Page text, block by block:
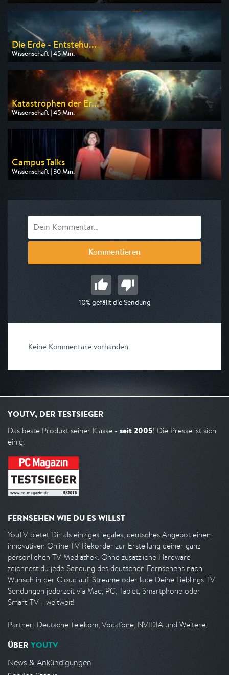
Ausgestrahlt von ZDF info
am 09.08.2026, 07:00
Die Erde - Entstehu...
Wissenschaft | 45 Min.
Ausgestrahlt von ZDF info
am 10.08.2026, 15:00
Katastrophen der Er...
Wissenschaft | 45 Min.
Ausgestrahlt von ZDF info
am 09.08.2026, 14:15
Campus Talks
Wissenschaft | 30 Min.
Ausgestrahlt von ARD alpha
Kommentieren
10% gefällt die Sendung
Keine Kommentare vorhanden
YOUTV, DER TESTSIEGER
Das beste Produkt seiner Klasse - seit 2005! Die Presse ist sich
einig.
FERNSEHEN WIE DU ES WILLST
YouTV bietet Dir als einziges legales, deutsches Angebot einen
innovativen Online TV Rekorder zur Erstellung deiner ganz
persönlichen TV Mediathek. Ohne zusätzliche Hardware
zeichnest du jede Sendung des deutschen Fernsehens nach
Wunsch in der Cloud auf. Streame oder lade Deine Lieblings TV
Sendungen jederzeit via Mac, PC, Tablet, Smartphone oder
Smart-TV - weltweit!
Partner: Deutsche Telekom, Vodafone, NVIDIA und Weitere.
ÜBER YOUTV
News & Ankündigungen